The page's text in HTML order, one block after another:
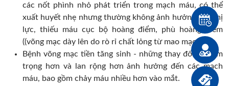
các nốt phình nhỏ phát triển trong mạch máu, có thể
xuất huyết nhẹ nhưng thường không ảnh hưởng đến thị
lực, thiếu máu cục bộ hoàng điểm, phù hoàng điểm
((võng mạc dày lên do rò rỉ chất lỏng từ mao mạch).
Bệnh võng mạc tiền tăng sinh - những thay đổi nghiêm
trọng hơn và lan rộng hơn ảnh hưởng đến các mạch
máu, bao gồm chảy máu nhiều hơn vào mắt.